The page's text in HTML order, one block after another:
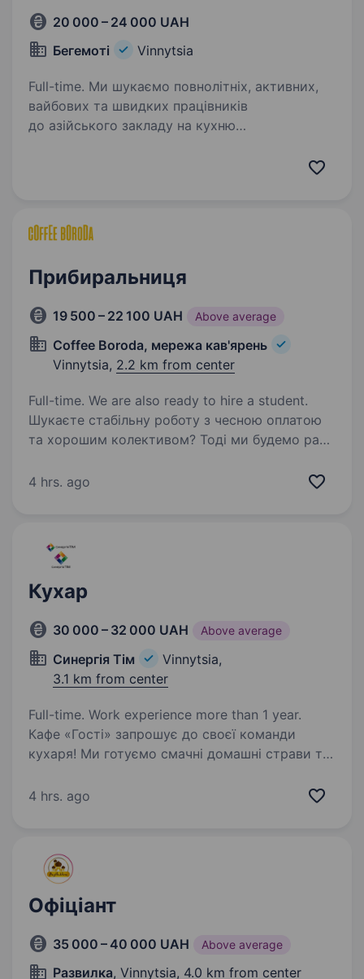
20 000 – 24 000 UAH
Бегемоті
Vinnytsia
Full-time. Ми шукаємо повнолітніх, активних,
вайбових та швидких працівників
до азійського закладу на кухню
Прибиральниця
19 500 – 22 100 UAH Above average
Coffee Boroda, мережа кав'ярень
Vinnytsia, 2.2 km from center
Full-time. We are also ready to hire a student.
Шукаєте стабільну роботу з чесною оплатою
та хорошим колективом? Тоді ми будемо раді
потрібна господиня — людина, яка любить
4 hrs. ago
Кухар
30 000 – 32 000 UAH Above average
Синергія Тім
Vinnytsia,
3.1 km from center
Full-time. Work experience more than 1 year.
Кафе «Гості» запрошує до своєї команди
кухаря! Ми готуємо смачні домашні страви та
«Мегамолл», 3-й поверх (вул. 600-річчя, 17)
igsh=cmM5M
4 hrs. ago
Офіціант
35 000 – 40 000 UAH Above average
Развилка, Vinnytsia, 4.0 km from center